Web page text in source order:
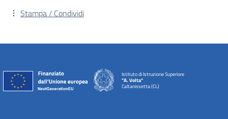
Stampa / Condividi
Istituto di Istruzione Superiore
"A. Volta"
Caltanissetta (CL)